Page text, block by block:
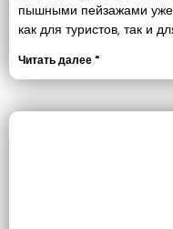
пышными пейзажами
как для туристов, так и
Читать далее "